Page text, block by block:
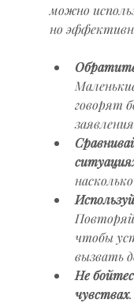
можно
но
говорят
чтобы
вызвать
Не
чувствах